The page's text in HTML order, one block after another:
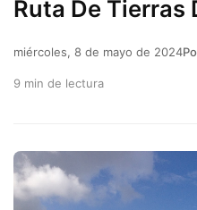
Ruta De Tierras
miércoles, 8 de mayo de 2024
9 min de lectura